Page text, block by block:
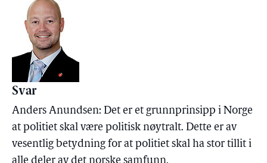
Svar
Anders Anundsen: Det er et grunnprinsipp i Norge
at politiet skal være politisk nøytralt. Dette er av
vesentlig betydning for at politiet skal ha stor tillit i